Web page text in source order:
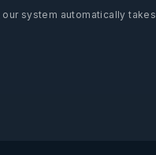
system automatically takes